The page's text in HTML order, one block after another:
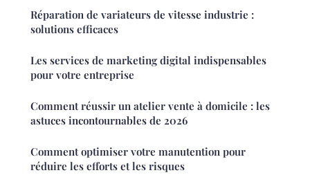
Réparation de variateurs de vitesse industrie :
solutions efficaces
Les services de marketing digital indispensables
pour votre entreprise
Comment réussir un atelier vente à domicile : les
astuces incontournables de 2026
Comment optimiser votre manutention pour
réduire les efforts et les risques